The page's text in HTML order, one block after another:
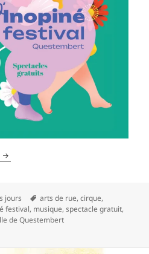
L’inopiné festival, la fête pour
jours
Mots-
clés
arts de rue,cirque,
festival, musique,spectacle gratuit,
de Questembert